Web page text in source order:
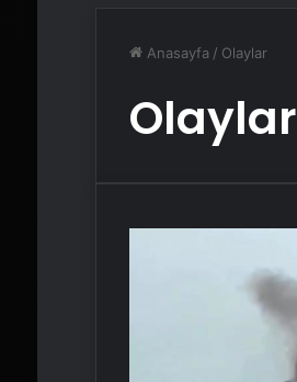
Anasayfa / Olaylar
Olaylar